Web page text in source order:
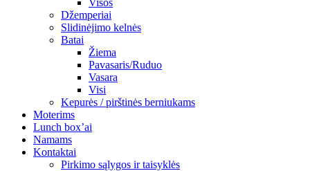
Visos
Džemperiai
Slidinėjimo kelnės
Batai
Žiema
Pavasaris/Ruduo
Vasara
Visi
Kepurės / pirštinės berniukams
Moterims
Lunch box’ai
Namams
Kontaktai
Pirkimo sąlygos ir taisyklės